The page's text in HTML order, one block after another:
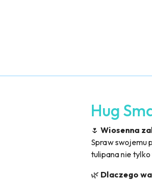
Hug
🌷Wiosenna
Spraw swojemu
tulipana nie
🌿 Dlaczego